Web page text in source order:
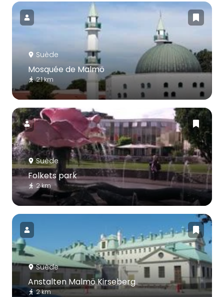
Suède
Mosquée de Malmö
2.1 km
Suède
Folkets park
2 km
Suède
Anstalten Malmö Kirseberg
2 km